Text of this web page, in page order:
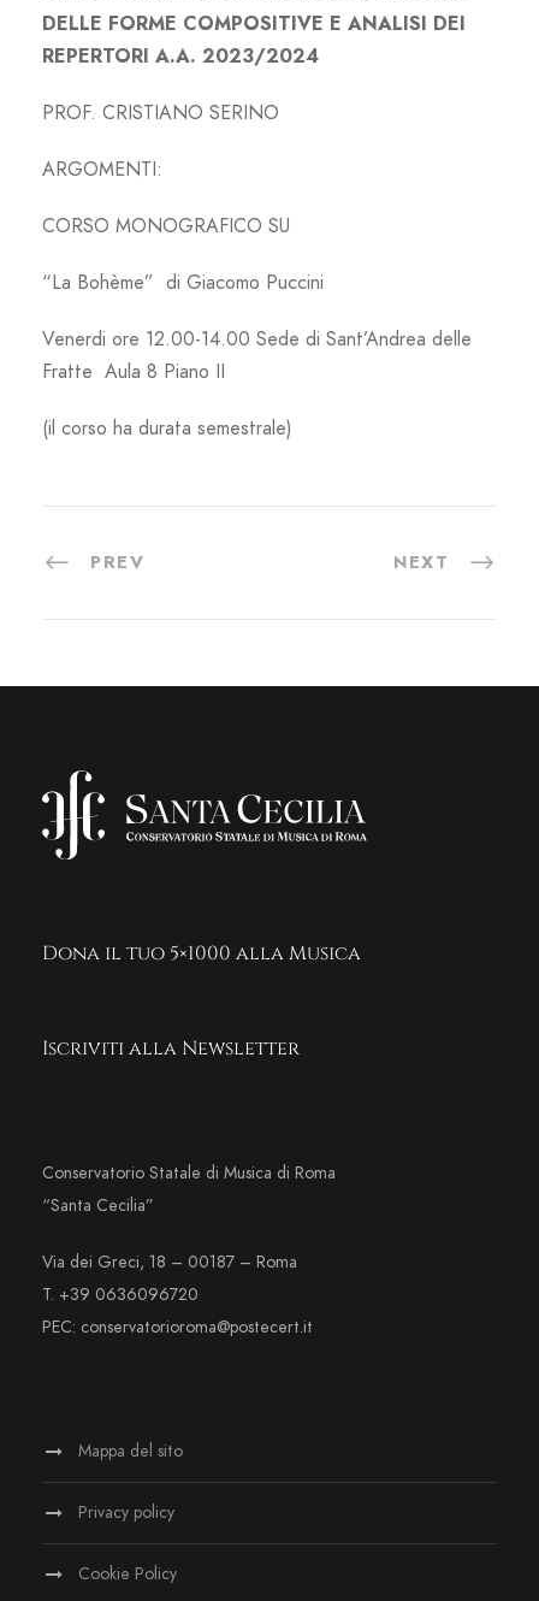
DELLE FORME COMPOSITIVE E ANALISI DEI
REPERTORI A.A. 2023/2024
PROF. CRISTIANO SERINO
ARGOMENTI:
CORSO MONOGRAFICO SU
“La Bohème” di Giacomo Puccini
Venerdi ore 12.00-14.00 Sede di Sant’Andrea delle
Fratte Aula 8 Piano II
(il corso ha durata semestrale)
PREV NEXT
Dona il tuo 5×1000 alla Musica
Iscriviti alla Newsletter
Conservatorio Statale di Musica di Roma
“Santa Cecilia”
Via dei Greci, 18 – 00187 – Roma
T. +39 0636096720
PEC: conservatorioroma@postecert.it
Mappa del sito
Privacy policy
Cookie Policy